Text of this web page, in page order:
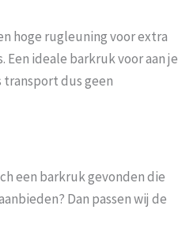
hoge rugleuning voor extra
ideale barkruk voor aan je
transport dus geen
een barkruk gevonden die
Dan passen wij de